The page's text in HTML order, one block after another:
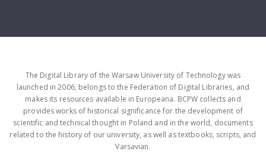
The Digital Library of the Warsaw University of Technology was
launched in 2006, belongs to the Federation of Digital Libraries, and
makes its resources available in Europeana. BCPW collects and
provides works of historical significance for the development of
scientific and technical thought in Poland and in the world, documents
related to the history of our university, as well as textbooks, scripts, and
Varsavian.